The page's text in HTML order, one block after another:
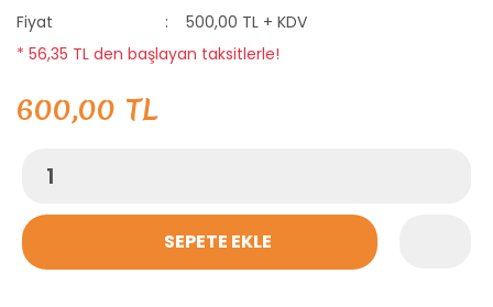
Fiyat
500,00 TL + KDV
* 56,35 TL den başlayan taksitlerle!
600,00 TL
SEPETE EKLE